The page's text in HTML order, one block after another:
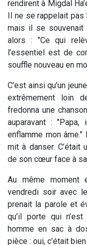
rendirent à Migdal
Il ne se rappelait pas
mais il se souvenait
alors : "Ce qui
l’essentiel est de
souffle nouveau en
C’est ainsi qu’un
extrêmement loin
fredonna une
auparavant :
enflamme mon
mit à danser. C’était
de son cœur face à
Au même moment
vendredi soir avec le
prenait la parole et
qu’il porte qui
homme en sac à
pièce : oui, c’était